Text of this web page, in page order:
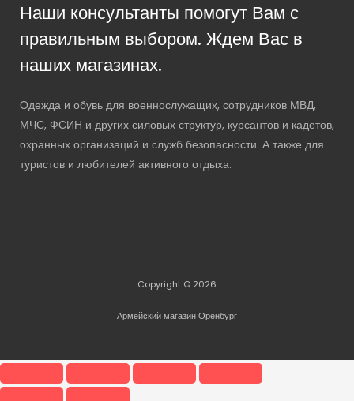
Наши консультанты помогут Вам с
правильным выбором. Ждем Вас в
наших магазинах.
Одежда и обувь для военнослужащих, сотрудников МВД,
МЧС, ФСИН и других силовых структур, курсантов и кадетов,
охранных организаций и служб безопасности. А также для
туристов и любителей активного отдыха.
Copyright © 2026
Армейский магазин Оренбург